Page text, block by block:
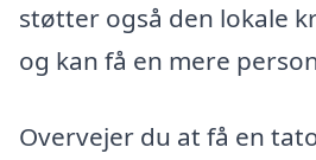
støtter også den lokale
og kan få en mere
Overvejer du at få en